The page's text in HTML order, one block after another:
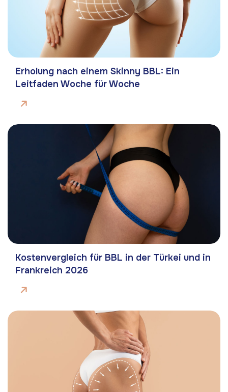
Erholung nach einem Skinny BBL: Ein
Leitfaden Woche für Woche
Kostenvergleich für BBL in der Türkei und in
Frankreich 2026